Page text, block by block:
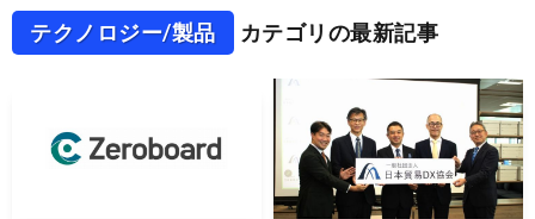
テクノロジー/製品 カテゴリの最新記事